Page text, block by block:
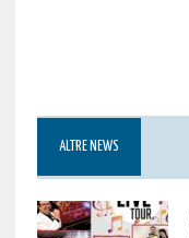
ALTRE NEWS